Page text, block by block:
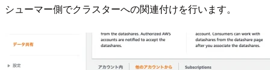
シューマー側でクラスターへの関連付けを行います。